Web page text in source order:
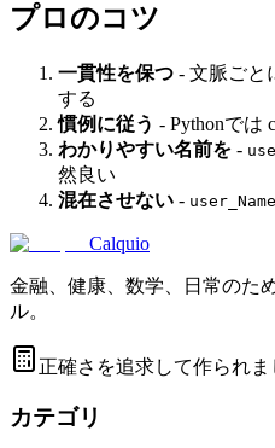
プロのコツ
一貫性を保つ - 文脈ごと
する
慣例に従う - Pythonでは
わかりやすい名前を -
然良い
混在させない - user_Name
Calquio
金融、健康、数学、日常のた
ル。
正確さを追求して作られま
カテゴリ